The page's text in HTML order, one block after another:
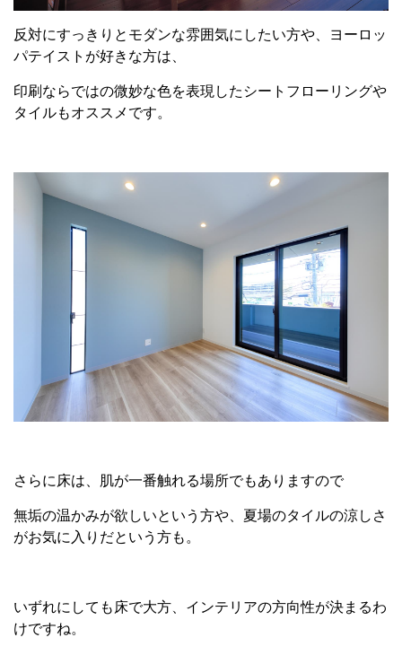
反対にすっきりとモダンな雰囲気にしたい方や、ヨーロッ
パテイストが好きな方は、
印刷ならではの微妙な色を表現したシートフローリングや
タイルもオススメです。
さらに床は、肌が一番触れる場所でもありますので
無垢の温かみが欲しいという方や、夏場のタイルの涼しさ
がお気に入りだという方も。
いずれにしても床で大方、インテリアの方向性が決まるわ
けですね。